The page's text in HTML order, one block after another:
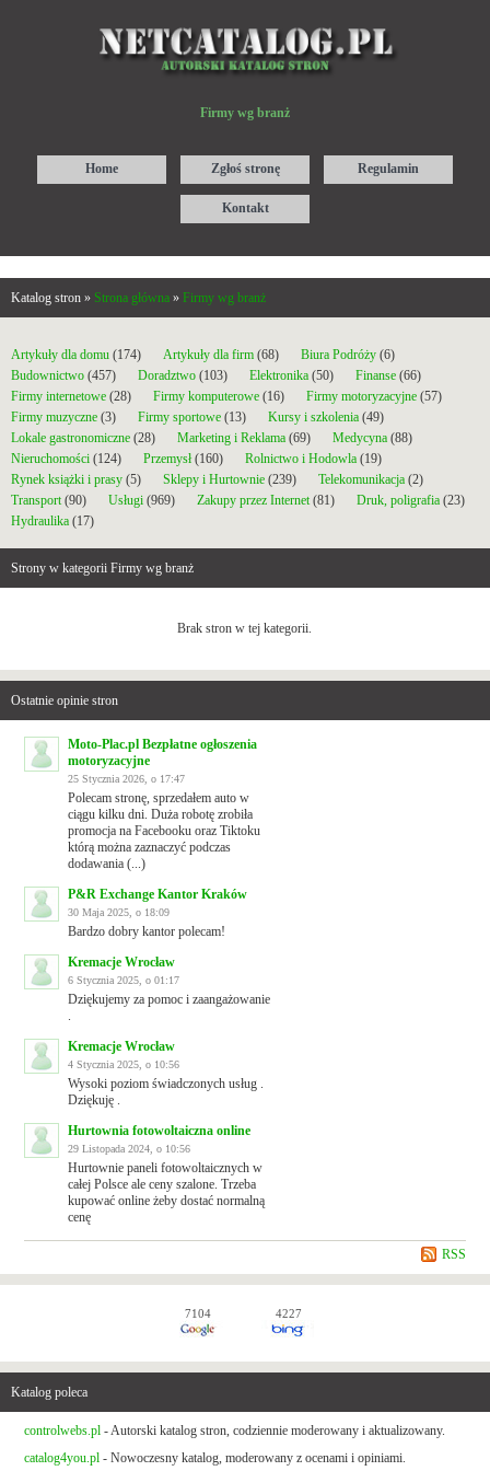
Firmy wg branż
Home Zgłoś stronę Regulamin
Kontakt
Katalog stron » Strona główna » Firmy wg branż
Artykuły dla domu (174) Artykuły dla firm (68) Biura Podróży (6)
Budownictwo (457) Doradztwo (103) Elektronika (50) Finanse (66)
Firmy internetowe (28) Firmy komputerowe (16) Firmy motoryzacyjne (57)
Firmy muzyczne (3) Firmy sportowe (13) Kursy i szkolenia (49)
Lokale gastronomiczne (28) Marketing i Reklama (69) Medycyna (88)
Nieruchomości (124) Przemysł(160) Rolnictwo i Hodowla (19)
Rynek książki i prasy (5) Sklepy i Hurtownie (239) Telekomunikacja (2)
Transport (90) Usługi (969) Zakupy przez Internet (81) Druk, poligrafia (23)
Hydraulika (17)
Strony w kategorii Firmy wg branż
Brak stron w tej kategorii.
Ostatnie opinie stron
Moto-Plac.pl Bezpłatne ogłoszenia
motoryzacyjne
25 Stycznia 2026, o 17:47
Polecam stronę, sprzedałem auto w
ciągu kilku dni. Duża robotę zrobiła
promocja na Facebooku oraz Tiktoku
którą można zaznaczyć podczas
dodawania (...)
P&R Exchange Kantor Kraków
30 Maja 2025, o 18:09
Bardzo dobry kantor polecam!
Kremacje Wrocław
6 Stycznia 2025, o 01:17
Dziękujemy za pomoc i zaangażowanie
Kremacje Wrocław
4 Stycznia 2025, o 10:56
Wysoki poziom świadczonych usług .
Dziękuję .
Hurtownia fotowoltaiczna online
29 Listopada 2024, o 10:56
Hurtownie paneli fotowoltaicznych w
całej Polsce ale ceny szalone. Trzeba
kupować online żeby dostać normalną
cenę
RSS
7104 4227
Katalog poleca
controlwebs.pl - Autorski katalog stron, codziennie moderowany i aktualizowany.
catalog4you.pl - Nowoczesny katalog, moderowany z ocenami i opiniami.